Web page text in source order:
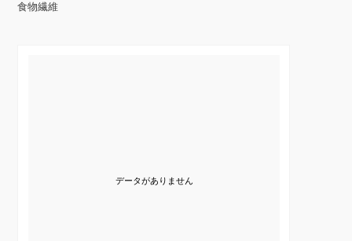
食物繊維
データがありません